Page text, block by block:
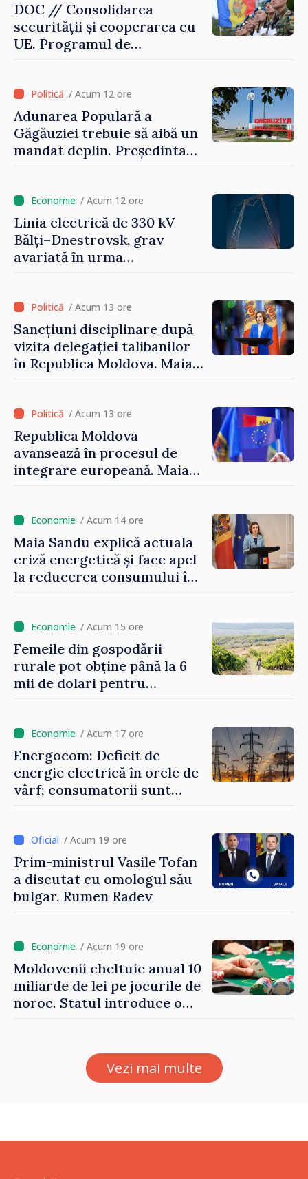
DOC // Consolidarea
securității și cooperarea cu
UE. Programul de
perioada 2024–2034,
publicat în Monitorul Oficial
/ Acum 12 ore
Adunarea Populară a
Găgăuziei trebuie să aibă un
mandat deplin. Președinta
/ Acum 12 ore
Linia electrică de 330 kV
Bălți–Dnestrovsk, grav
avariată în urma
/ Acum 13 ore
Sancțiuni disciplinare după
vizita delegației talibanilor
în Republica Moldova. Maia
cunosc politica statului”
/ Acum 13 ore
Republica Moldova
avansează în procesul de
integrare europeană. Maia
/ Acum 14 ore
Maia Sandu explică actuala
criză energetică și face apel
la reducerea consumului în
un nivel mai mic”
/ Acum 15 ore
Femeile din gospodării
rurale pot obține până la 6
mii de dolari pentru
/ Acum 17 ore
Energocom: Deficit de
energie electrică în orele de
vârf; consumatorii sunt
/ Acum 19 ore
Prim-ministrul Vasile Tofan
a discutat cu omologul său
bulgar, Rumen Radev
/ Acum 19 ore
Moldovenii cheltuie anual 10
miliarde de lei pe jocurile de
noroc. Statul introduce o
Vezi mai multe